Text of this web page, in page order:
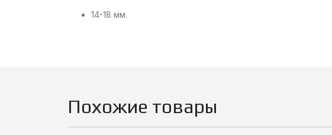
14-18 мм.
Похожие товары